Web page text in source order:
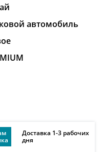
автомобиль
Доставка 1-3 рабочих
дня